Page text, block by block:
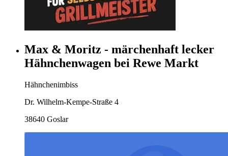
Max & Moritz - märchenhaft lecker
Hähnchenwagen bei Rewe Markt
Hähnchenimbiss
Dr. Wilhelm-Kempe-Straße 4
38640 Goslar